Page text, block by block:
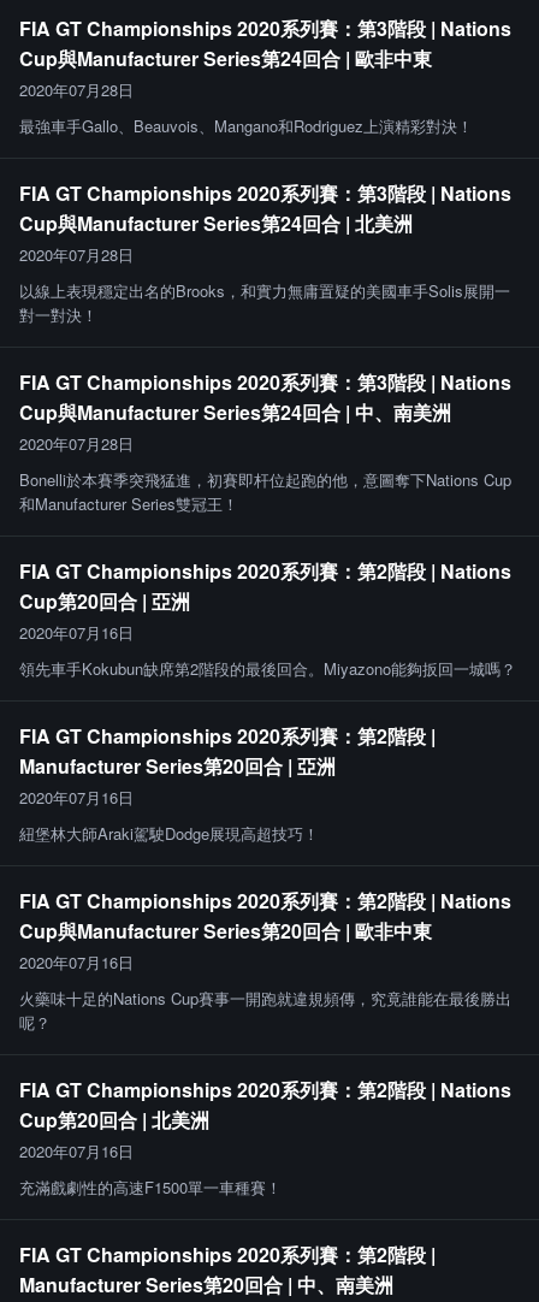
FIA GT Championships 2020系列賽：第3階段 | Nations
Cup與Manufacturer Series第24回合 | 歐非中東
2020年07月28日
最強車手Gallo、Beauvois、Mangano和Rodriguez上演精彩對決！
FIA GT Championships 2020系列賽：第3階段 | Nations
Cup與Manufacturer Series第24回合 | 北美洲
2020年07月28日
以線上表現穩定出名的Brooks，和實力無庸置疑的美國車手Solis展開一
對一對決！
FIA GT Championships 2020系列賽：第3階段 | Nations
Cup與Manufacturer Series第24回合 | 中、南美洲
2020年07月28日
Bonelli於本賽季突飛猛進，初賽即杆位起跑的他，意圖奪下Nations Cup
和Manufacturer Series雙冠王！
FIA GT Championships 2020系列賽：第2階段 | Nations
Cup第20回合 | 亞洲
2020年07月16日
領先車手Kokubun缺席第2階段的最後回合。Miyazono能夠扳回一城嗎？
FIA GT Championships 2020系列賽：第2階段 |
Manufacturer Series第20回合 | 亞洲
2020年07月16日
紐堡林大師Araki駕駛Dodge展現高超技巧！
FIA GT Championships 2020系列賽：第2階段 | Nations
Cup與Manufacturer Series第20回合 | 歐非中東
2020年07月16日
火藥味十足的Nations Cup賽事一開跑就違規頻傳，究竟誰能在最後勝出
呢？
FIA GT Championships 2020系列賽：第2階段 | Nations
Cup第20回合 | 北美洲
2020年07月16日
充滿戲劇性的高速F1500單一車種賽！
FIA GT Championships 2020系列賽：第2階段 |
Manufacturer Series第20回合 | 中、南美洲